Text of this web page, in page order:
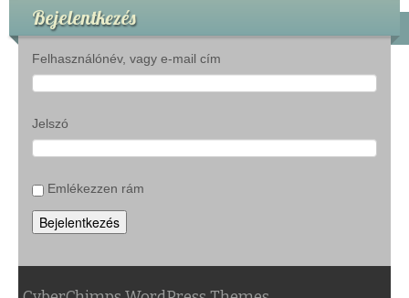
Bejelentkezés
Felhasználónév, vagy e-mail cím
Jelszó
Emlékezzen rám
Bejelentkezés